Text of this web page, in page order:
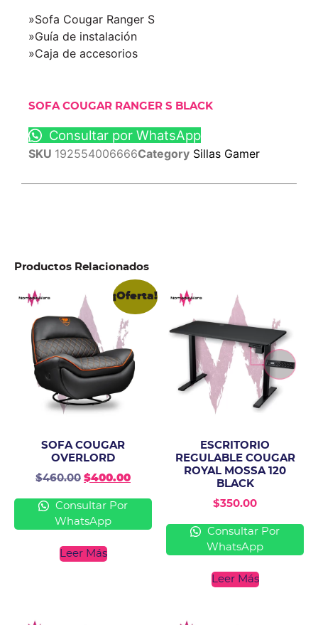
»Sofa Cougar Ranger S
»Guía de instalación
»Caja de accesorios
SOFA COUGAR RANGER S BLACK
Consultar por WhatsApp
SKU 192554006666Category Sillas Gamer
Productos Relacionados
¡Oferta!
SOFA COUGAR
OVERLORD
$460.00 $400.00
Consultar Por
WhatsApp
Leer Más
ESCRITORIO
REGULABLE COUGAR
ROYAL MOSSA 120
BLACK
$350.00
Consultar Por
WhatsApp
Leer Más